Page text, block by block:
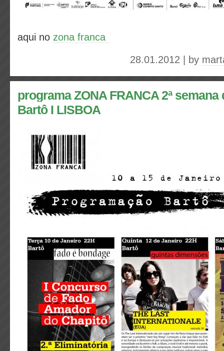
aqui no zona franca
28.01.2012 | by
programa ZONA FRANCA 2ª semana
Bartô I LISBOA